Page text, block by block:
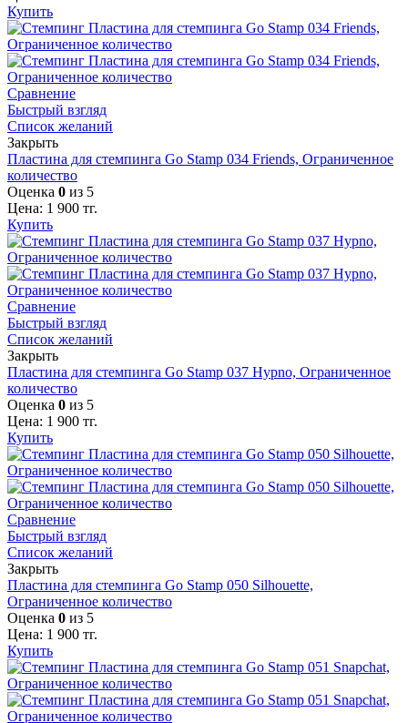
Купить
Сравнение
Быстрый взгляд
Список желаний
Закрыть
Пластина для стемпинга Go Stamp 034 Friends, Ограниченное
количество
Оценка 0 из 5
Цена: 1 900 тг.
Купить
Сравнение
Быстрый взгляд
Список желаний
Закрыть
Пластина для стемпинга Go Stamp 037 Hypno, Ограниченное
количество
Оценка 0 из 5
Цена: 1 900 тг.
Купить
Сравнение
Быстрый взгляд
Список желаний
Закрыть
Пластина для стемпинга Go Stamp 050 Silhouette,
Ограниченное количество
Оценка 0 из 5
Цена: 1 900 тг.
Купить